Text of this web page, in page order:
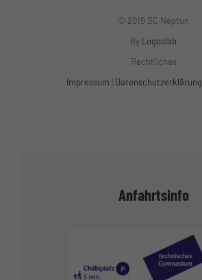
© 2019 SC Neptun
By Logoslab
Rechtliches
Impressum
Datenschutzerklärung
Anfahrtsinfo